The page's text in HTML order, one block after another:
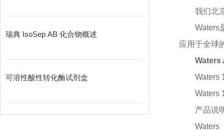
瑞典 IsoSep AB 化合物概述
可溶性酸性转化酶试剂盒
我们北
Waters
应用于全球
Waters
Waters
Waters
产品说
Waters